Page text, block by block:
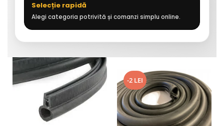
Selecție rapidă
Alegi categoria potrivită și comanzi simplu online.
-2 LEI